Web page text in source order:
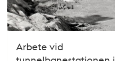
Arbete vid